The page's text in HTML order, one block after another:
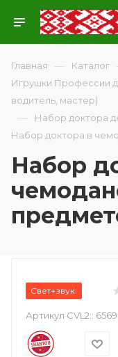
Главная — Каталог
Игрушки Профессии
водитель, мастер)
— Набор доктора
Набор доктора в
Набор
Свет+звук!
Артикул CVL2::